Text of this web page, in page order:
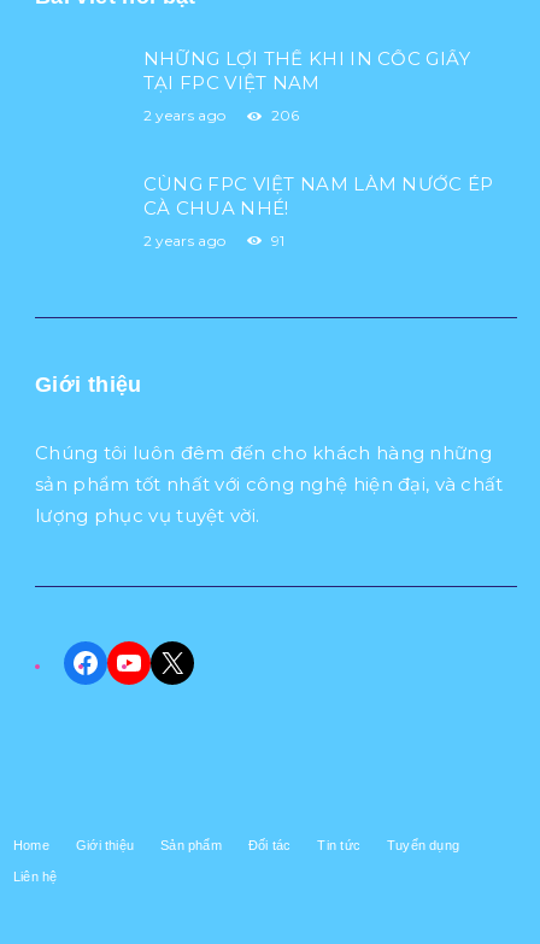
NHỮNG LỢI THẾ KHI IN CỐC GIẤY
TẠI FPC VIỆT NAM
2 years ago 206
CÙNG FPC VIỆT NAM LÀM NƯỚC ÉP
CÀ CHUA NHÉ!
2 years ago 91
Giới thiệu
Chúng tôi luôn đêm đến cho khách hàng những
sản phẩm tốt nhất với công nghệ hiện đại, và chất
lượng phục vụ tuyệt vời.
Facebook
YouTube
X
Home Giới thiệu Sản phẩm Đối tác Tin tức Tuyển dụng
Liên hệ